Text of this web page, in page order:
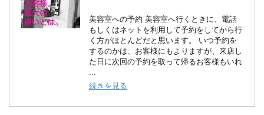
美容室への予約 美容室へ行くときに、電話
もしくはネットを利用して予約をしてから行
く方がほとんどだと思います。 いつ予約を
するのかは、お客様にもよりますが、来店し
た日に次回の予約を取って帰るお客様もいれ
...
続きを見る